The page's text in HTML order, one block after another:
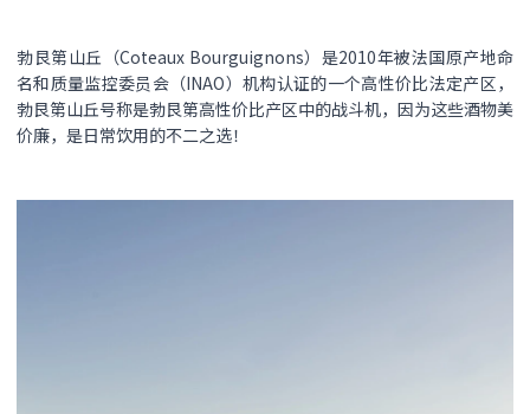
勃艮第山丘（Coteaux Bourguignons）是2010年被法国原产地命
名和质量监控委员会（INAO）机构认证的一个高性价比法定产区，
勃艮第山丘号称是勃艮第高性价比产区中的战斗机，因为这些酒物美
价廉，是日常饮用的不二之选！